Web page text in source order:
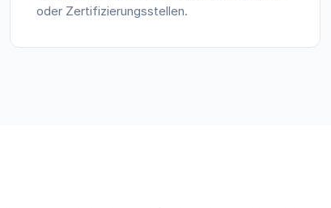
oder Zertifizierungsstellen.